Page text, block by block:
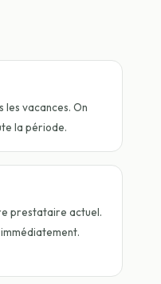
vacances. On
la période.
prestataire actuel.